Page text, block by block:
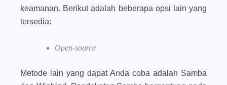
keamanan. Berikut adalah beberapa opsi lain yang
tersedia:
Open-source
Metode lain yang dapat Anda coba adalah Samba